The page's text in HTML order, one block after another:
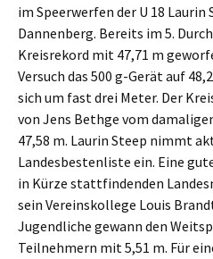
im Speerwerfen der U 18 Laurin
Dannenberg. Bereits im 5.
Kreisrekord mit 47,71 m
Versuch das 500 g-Gerät auf
sich um fast drei Meter. Der
von Jens Bethge vom
47,58 m. Laurin Steep nimmt
Landesbestenliste ein. Eine
in Kürze stattfindenden
sein Vereinskollege Louis
Jugendliche gewann den
Teilnehmern mit 5,51 m. Für